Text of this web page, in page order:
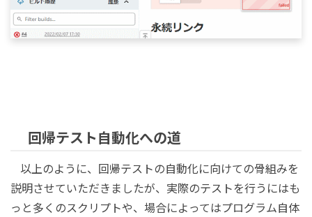
回帰テスト自動化への道
以上のように、回帰テストの自動化に向けての骨組みを
説明させていただきましたが、実際のテストを行うにはも
っと多くのスクリプトや、場合によってはプログラム自体